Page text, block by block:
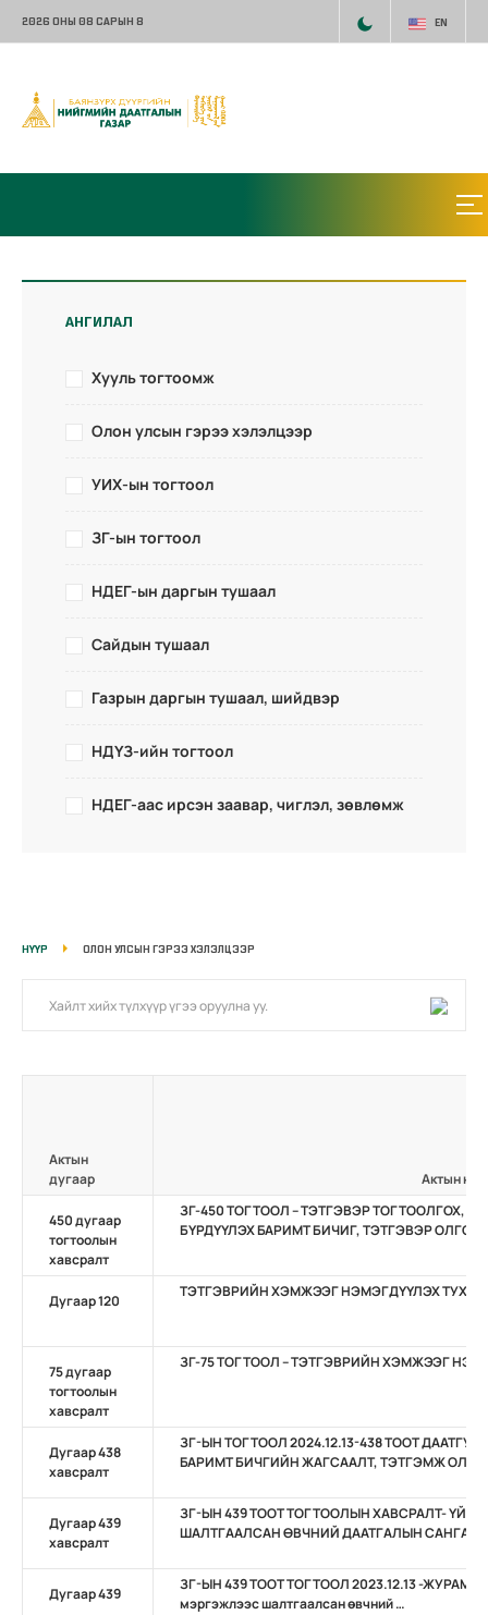
2026 ОНЫ 08 САРЫН 8 EN
АНГИЛАЛ
Хууль тогтоомж
Олон улсын гэрээ хэлэлцээр
УИХ-ын тогтоол
ЗГ-ын тогтоол
НДЕГ-ын даргын тушаал
Сайдын тушаал
Газрын даргын тушаал, шийдвэр
НДҮЗ-ийн тогтоол
НДЕГ-аас ирсэн заавар, чиглэл, зөвлөмж
НҮҮР ОЛОН УЛСЫН ГЭРЭЭ ХЭЛЭЛЦЭЭР
Актын
дугаар
Актын нэр
450 дугаар
тогтоолын
хавсралт
ЗГ-450 ТОГТООЛ – ТЭТГЭВЭР ТОГТООЛГОХ,
БҮРДҮҮЛЭХ БАРИМТ БИЧИГ, ТЭТГЭВЭР ОЛГОХ
Дугаар 120
ТЭТГЭВРИЙН ХЭМЖЭЭГ НЭМЭГДҮҮЛЭХ ТУХАЙ
75 дугаар
тогтоолын
хавсралт
ЗГ-75 ТОГТООЛ – ТЭТГЭВРИЙН ХЭМЖЭЭГ
Дугаар 438
хавсралт
ЗГ-ЫН ТОГТООЛ 2024.12.13-438 ТООТ
БАРИМТ БИЧГИЙН ЖАГСААЛТ, ТЭТГЭМЖ
Дугаар 439
хавсралт
ЗГ-ЫН 439 ТООТ ТОГТООЛЫН ХАВСРАЛТ-
ШАЛТГААЛСАН ӨВЧНИЙ ДААТГАЛЫН
Дугаар 439
ЗГ-ЫН 439 ТООТ ТОГТООЛ 2023.12.13 -ЖУРАМ
мэргэжлээс шалтгаалсан өвчний …